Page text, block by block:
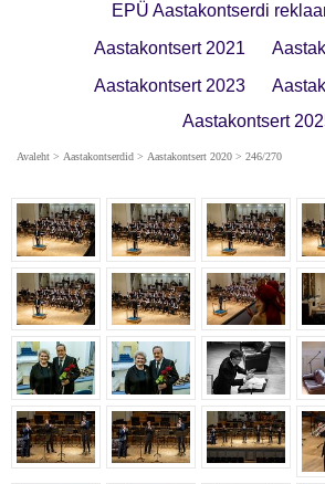
EPÜ Aastakontserdi
Aastakontsert 2021
Aastakontsert 2023
Aastakontsert
Avaleht > Aastakontserdid > Aastakontsert 2020 > 246/270